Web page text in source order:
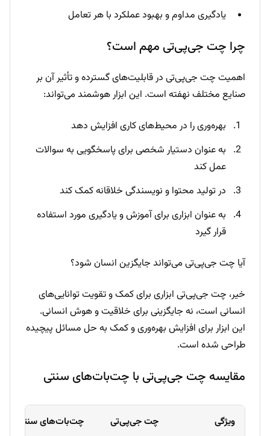
یادگیری مداوم و بهبود عملکرد با هر تعامل
چرا چت جی‌پی‌تی مهم است؟
اهمیت چت جی‌پی‌تی در قابلیت‌های گسترده و تأثیر آن بر
صنایع مختلف نهفته است. این ابزار هوشمند می‌تواند:
بهره‌وری را در محیط‌های کاری افزایش دهد
به عنوان دستیار شخصی برای پاسخگویی به سوالات
عمل کند
در تولید محتوا و نویسندگی خلاقانه کمک کند
به عنوان ابزاری برای آموزش و یادگیری مورد استفاده
قرار گیرد
آیا چت جی‌پی‌تی می‌تواند جایگزین انسان شود؟
خیر، چت جی‌پی‌تی ابزاری برای کمک و تقویت توانایی‌های
انسانی است، نه جایگزینی برای خلاقیت و هوش انسانی.
این ابزار برای افزایش بهره‌وری و کمک به حل مسائل پیچیده
طراحی شده است.
مقایسه چت جی‌پی‌تی با چت‌بات‌های سنتی
ویژگی چت جی‌پی‌تی چت‌بات‌های سنتی